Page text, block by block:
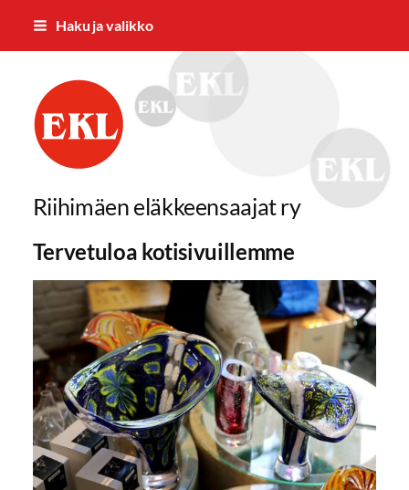
Siirry
Haku ja valikko
Riihimäen Eläkkeensaajat ry
Riihimäen eläkkeensaajat ry
Tervetuloa kotisivuillemme